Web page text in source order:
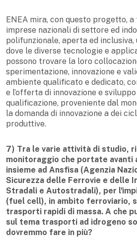
ENEA mira, con questo progetto,
imprese nazionali di settore ed
polifunzionale, aperta ed inclusiva,
dove le diverse tecnologie e
possono trovare la loro
sperimentazione, innovazione e
ambiente qualificato e dedicato,
e l’offerta di innovazione e
qualificazione, proveniente dal
la domanda di innovazione a dei
produttive.
7) Tra le varie attività di studio,
monitoraggio che portate avanti
insieme ad Ansfisa (Agenzia
Sicurezza delle Ferrovie e delle
Stradali e Autostradali), per
(fuel cell), in ambito ferroviario,
trasporti rapidi di massa. A che
sul tema trasporti ad idrogeno
dovremmo fare in più?